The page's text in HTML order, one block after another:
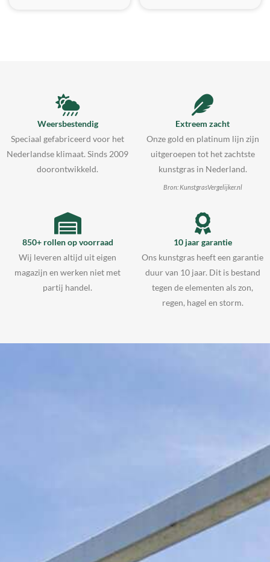
Weersbestendig
Speciaal gefabriceerd voor het
Nederlandse klimaat. Sinds 2009
doorontwikkeld.
Extreem zacht
Onze gold en platinum lijn zijn
uitgeroepen tot het zachtste
kunstgras in Nederland.
Bron: KunstgrasVergelijker.nl
850+ rollen op voorraad
Wij leveren altijd uit eigen
magazijn en werken niet met
partij handel.
10 jaar garantie
Ons kunstgras heeft een garantie
duur van 10 jaar. Dit is bestand
tegen de elementen als zon,
regen, hagel en storm.